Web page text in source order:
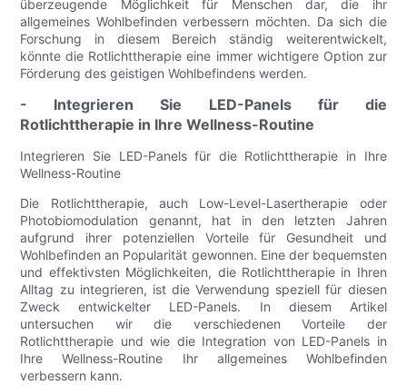
überzeugende Möglichkeit für Menschen dar, die ihr
allgemeines Wohlbefinden verbessern möchten. Da sich die
Forschung in diesem Bereich ständig weiterentwickelt,
könnte die Rotlichttherapie eine immer wichtigere Option zur
Förderung des geistigen Wohlbefindens werden.
- Integrieren Sie LED-Panels für die
Rotlichttherapie in Ihre Wellness-Routine
Integrieren Sie LED-Panels für die Rotlichttherapie in Ihre
Wellness-Routine
Die Rotlichttherapie, auch Low-Level-Lasertherapie oder
Photobiomodulation genannt, hat in den letzten Jahren
aufgrund ihrer potenziellen Vorteile für Gesundheit und
Wohlbefinden an Popularität gewonnen. Eine der bequemsten
und effektivsten Möglichkeiten, die Rotlichttherapie in Ihren
Alltag zu integrieren, ist die Verwendung speziell für diesen
Zweck entwickelter LED-Panels. In diesem Artikel
untersuchen wir die verschiedenen Vorteile der
Rotlichttherapie und wie die Integration von LED-Panels in
Ihre Wellness-Routine Ihr allgemeines Wohlbefinden
verbessern kann.